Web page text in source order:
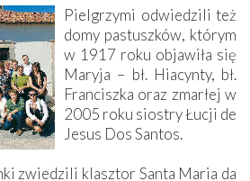
Pielgrzymi odwiedzili też
domy pastuszków, którym
w 1917 roku objawiła się
Maryja – bł. Hiacynty, bł.
Franciszka oraz zmarłej w
2005 roku siostry Łucji de
Jesus Dos Santos.
zwiedzili klasztor Santa Maria da